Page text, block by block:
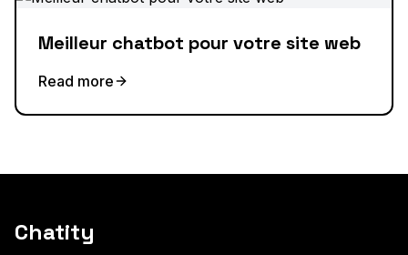
Meilleur chatbot pour votre site web
Read more
Chatity